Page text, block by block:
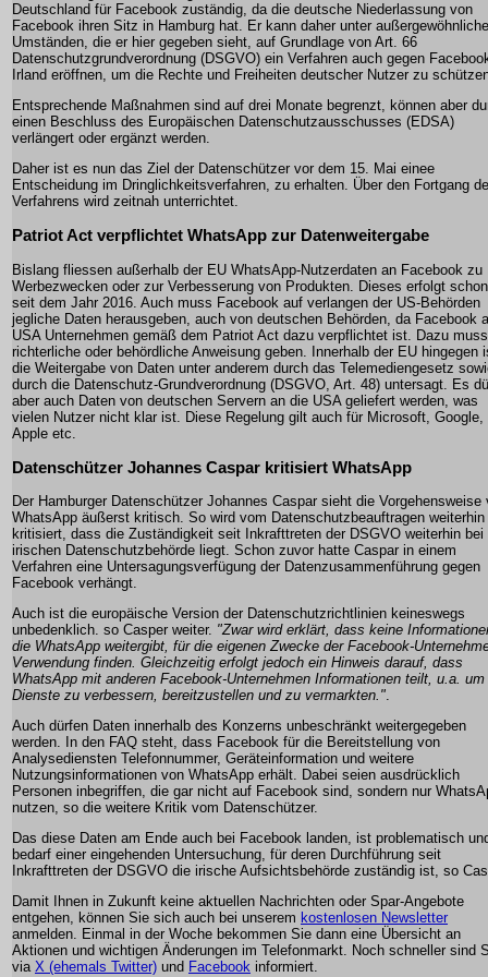
Deutschland für Facebook zuständig, da die deutsche Niederlassung von
Facebook ihren Sitz in Hamburg hat. Er kann daher unter
Umständen, die er hier gegeben sieht, auf Grundlage von Art. 66
Datenschutzgrundverordnung (DSGVO) ein Verfahren auch gegen
Irland eröffnen, um die Rechte und Freiheiten deutscher Nutzer zu
Entsprechende Maßnahmen sind auf drei Monate begrenzt, können aber
einen Beschluss des Europäischen Datenschutzausschusses (EDSA)
verlängert oder ergänzt werden.
Daher ist es nun das Ziel der Datenschützer vor dem 15. Mai einee
Entscheidung im Dringlichkeitsverfahren, zu erhalten. Über den Fortgang
Verfahrens wird zeitnah unterrichtet.
Patriot Act verpflichtet WhatsApp zur Datenweitergabe
Bislang fliessen außerhalb der EU WhatsApp-Nutzerdaten an Facebook zu
Werbezwecken oder zur Verbesserung von Produkten. Dieses erfolgt schon
seit dem Jahr 2016. Auch muss Facebook auf verlangen der US-Behörden
jegliche Daten herausgeben, auch von deutschen Behörden, da Facebook
USA Unternehmen gemäß dem Patriot Act dazu verpflichtet ist. Dazu
richterliche oder behördliche Anweisung geben. Innerhalb der EU hingegen
die Weitergabe von Daten unter anderem durch das Telemediengesetz
durch die Datenschutz-Grundverordnung (DSGVO, Art. 48) untersagt. Es
aber auch Daten von deutschen Servern an die USA geliefert werden, was
vielen Nutzer nicht klar ist. Diese Regelung gilt auch für Microsoft, Google,
Apple etc.
Datenschützer Johannes Caspar kritisiert WhatsApp
Der Hamburger Datenschützer Johannes Caspar sieht die Vorgehensweise
WhatsApp äußerst kritisch. So wird vom Datenschutzbeauftragen weiterhin
kritisiert, dass die Zuständigkeit seit Inkrafttreten der DSGVO weiterhin bei
irischen Datenschutzbehörde liegt. Schon zuvor hatte Caspar in einem
Verfahren eine Untersagungsverfügung der Datenzusammenführung gegen
Facebook verhängt.
Auch ist die europäische Version der Datenschutzrichtlinien keineswegs
unbedenklich. so Casper weiter. "Zwar wird erklärt, dass keine
die WhatsApp weitergibt, für die eigenen Zwecke der Facebook-
Verwendung finden. Gleichzeitig erfolgt jedoch ein Hinweis darauf, dass
WhatsApp mit anderen Facebook-Unternehmen Informationen teilt, u.a. um
Dienste zu verbessern, bereitzustellen und zu vermarkten.".
Auch dürfen Daten innerhalb des Konzerns unbeschränkt weitergegeben
werden. In den FAQ steht, dass Facebook für die Bereitstellung von
Analysediensten Telefonnummer, Geräteinformation und weitere
Nutzungsinformationen von WhatsApp erhält. Dabei seien ausdrücklich
Personen inbegriffen, die gar nicht auf Facebook sind, sondern nur
nutzen, so die weitere Kritik vom Datenschützer.
Das diese Daten am Ende auch bei Facebook landen, ist problematisch
bedarf einer eingehenden Untersuchung, für deren Durchführung seit
Inkrafttreten der DSGVO die irische Aufsichtsbehörde zuständig ist, so
Damit Ihnen in Zukunft keine aktuellen Nachrichten oder Spar-Angebote
entgehen, können Sie sich auch bei unserem kostenlosen Newsletter
anmelden. Einmal in der Woche bekommen Sie dann eine Übersicht an
Aktionen und wichtigen Änderungen im Telefonmarkt. Noch schneller sind
via X (ehemals Twitter) und Facebook informiert.